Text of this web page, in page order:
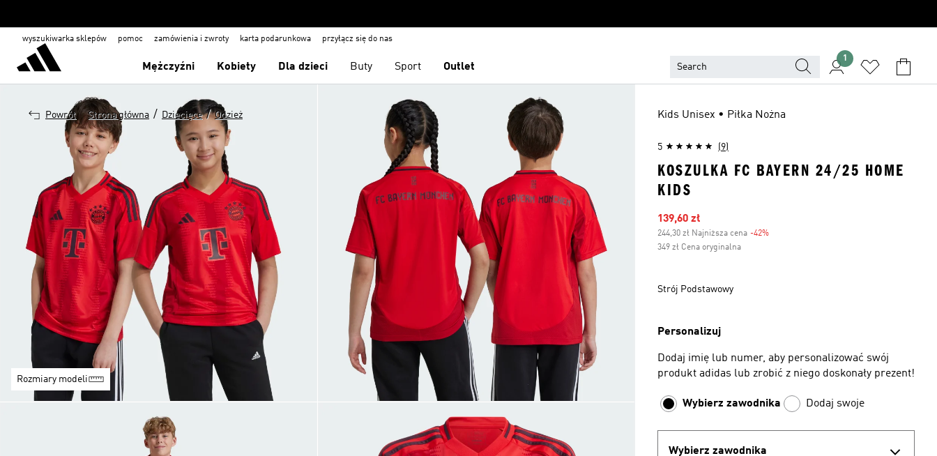
wyszukiwarka sklepów pomoc zamówienia i zwroty karta podarunkowa przyłącz się do nas
Mężczyźni Kobiety Dla dzieci Buty Sport Outlet
1
Powrót Strona główna / Dziecięce / Odzież
Rozmiary modeli
Kids Unisex • Piłka Nożna
5 (9)
KOSZULKA FC BAYERN 24/25 HOME
KIDS
Ceny na wyprzedaży
139,60 zł
244,30 zł Najniższa cena -42%
349 zł Cena oryginalna
Strój Podstawowy
Personalizuj
Dodaj imię lub numer, aby personalizować swój
produkt adidas lub zrobić z niego doskonały prezent!
Wybierz zawodnika Dodaj swoje
Wybierz zawodnika